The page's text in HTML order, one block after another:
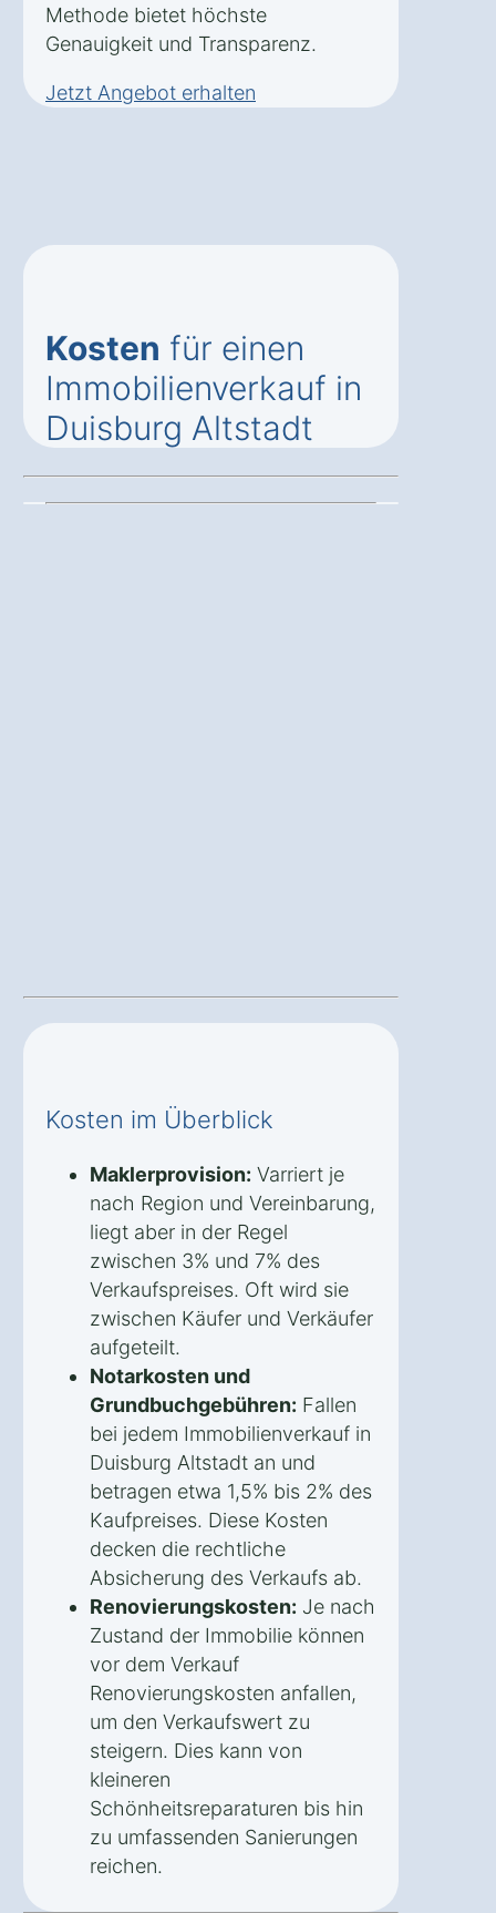
Methode bietet höchste
Genauigkeit und Transparenz.
Jetzt Angebot erhalten
Kosten für einen
Immobilienverkauf in
Duisburg Altstadt
Kosten im Überblick
Maklerprovision: Varriert je
nach Region und Vereinbarung,
liegt aber in der Regel
zwischen 3% und 7% des
Verkaufspreises. Oft wird sie
zwischen Käufer und Verkäufer
aufgeteilt.
Notarkosten und
Grundbuchgebühren: Fallen
bei jedem Immobilienverkauf in
Duisburg Altstadt an und
betragen etwa 1,5% bis 2% des
Kaufpreises. Diese Kosten
decken die rechtliche
Absicherung des Verkaufs ab.
Renovierungskosten: Je nach
Zustand der Immobilie können
vor dem Verkauf
Renovierungskosten anfallen,
um den Verkaufswert zu
steigern. Dies kann von
kleineren
Schönheitsreparaturen bis hin
zu umfassenden Sanierungen
reichen.